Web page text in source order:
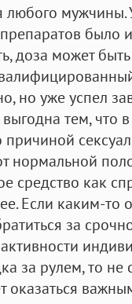
любого
доза может
но уже успел
тем, что
нормальной
средство как
Если каким-то
за
за рулем, то не
оказаться